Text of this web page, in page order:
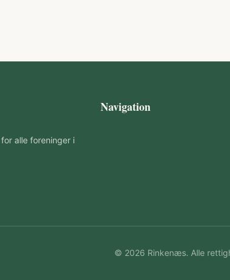
alle foreninger i
Navigation
© 2026 Rinkenæs. Alle